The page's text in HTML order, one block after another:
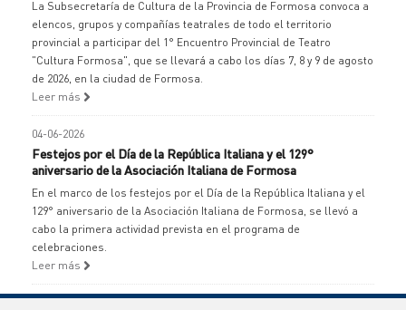
La Subsecretaría de Cultura de la Provincia de Formosa convoca a
elencos, grupos y compañías teatrales de todo el territorio
provincial a participar del 1° Encuentro Provincial de Teatro
"Cultura Formosa", que se llevará a cabo los días 7, 8 y 9 de agosto
de 2026, en la ciudad de Formosa.
Leer más
04-06-2026
Festejos por el Día de la República Italiana y el 129°
aniversario de la Asociación Italiana de Formosa
En el marco de los festejos por el Día de la República Italiana y el
129° aniversario de la Asociación Italiana de Formosa, se llevó a
cabo la primera actividad prevista en el programa de
celebraciones.
Leer más